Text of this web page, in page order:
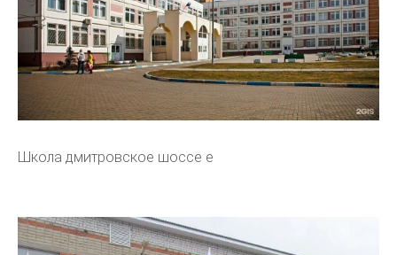
Школа дмитровское шоссе е